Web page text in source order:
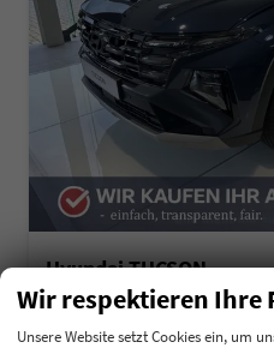
Hyundai TUCSON
1.6 CRDi MHEV 48V MJ27
unverbindliche Lieferzeit:5 Monate
Wir respektieren Ihre
Unsere Website setzt Cookies ein, um